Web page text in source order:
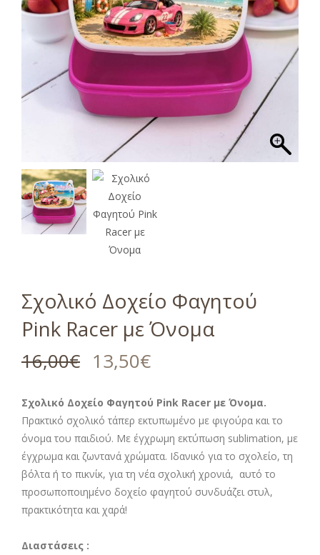
Σχολικό Δοχείο Φαγητού
Pink Racer με Όνομα
16,00€ 13,50€
Σχολικό Δοχείο Φαγητού Pink Racer με Όνομα.
Πρακτικό σχολικό τάπερ εκτυπωμένο με φιγούρα και το
όνομα του παιδιού. Με έγχρωμη εκτύπωση sublimation, με
έγχρωμα και ζωντανά χρώματα. Ιδανικό για το σχολείο, τη
βόλτα ή το πικνίκ, για τη νέα σχολική χρονιά, αυτό το
προσωποποιημένο δοχείο φαγητού συνδυάζει στυλ,
πρακτικότητα και χαρά!
Διαστάσεις :